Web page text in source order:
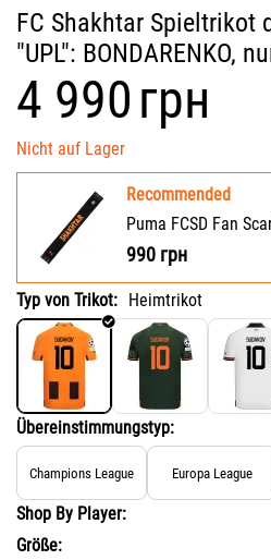
FC Shakhtar Spieltrikot
"UPL": BONDARENKO,
‍4 990‍грн
Nicht auf Lager
Recommended
Puma FCSD Fan
990 грн
Typ von Trikot: Heimtrikot
Übereinstimmungstyp:
Champions League Europa League
Shop By Player:
Größe: